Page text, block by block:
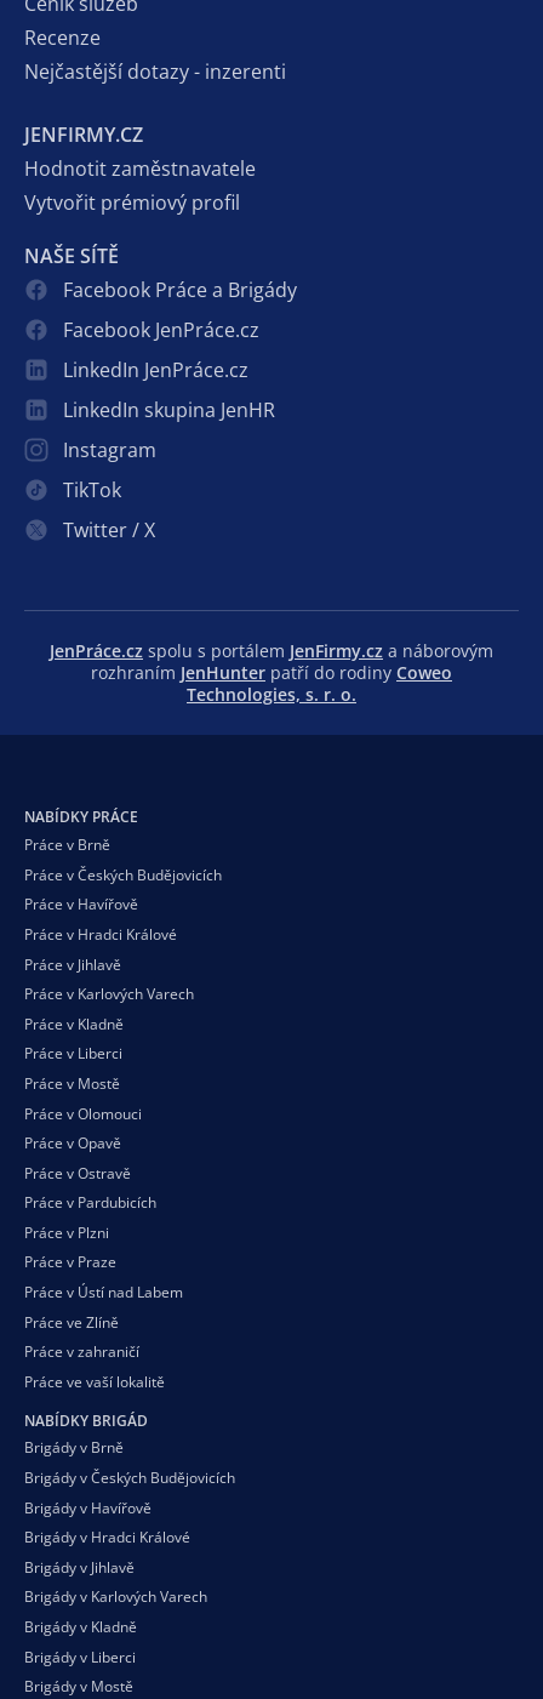
Recenze
Nejčastější dotazy - inzerenti
JENFIRMY.CZ
Hodnotit zaměstnavatele
Vytvořit prémiový profil
NAŠE SÍTĚ
Facebook Práce a Brigády
Facebook JenPráce.cz
LinkedIn JenPráce.cz
LinkedIn skupina JenHR
Instagram
TikTok
Twitter / X
JenPráce.cz spolu s portálem JenFirmy.cz a náborovým
rozhraním JenHunter patří do rodiny Coweo
Technologies, s. r. o.
NABÍDKY PRÁCE
Práce v Brně
Práce v Českých Budějovicích
Práce v Havířově
Práce v Hradci Králové
Práce v Jihlavě
Práce v Karlových Varech
Práce v Kladně
Práce v Liberci
Práce v Mostě
Práce v Olomouci
Práce v Opavě
Práce v Ostravě
Práce v Pardubicích
Práce v Plzni
Práce v Praze
Práce v Ústí nad Labem
Práce ve Zlíně
Práce v zahraničí
Práce ve vaší lokalitě
NABÍDKY BRIGÁD
Brigády v Brně
Brigády v Českých Budějovicích
Brigády v Havířově
Brigády v Hradci Králové
Brigády v Jihlavě
Brigády v Karlových Varech
Brigády v Kladně
Brigády v Liberci
Brigády v Mostě